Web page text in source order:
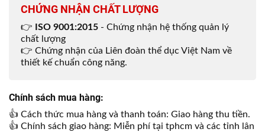
CHỨNG NHẬN CHẤT LƯỢNG
👉 ISO 9001:2015 - Chứng nhận hệ thống quản lý
chất lượng
👉 Chứng nhận của Liên đoàn thể dục Việt Nam về
thiết kế chuẩn công năng.
Chính sách mua hàng:
👍 Cách thức mua hàng và thanh toán: Giao hàng thu tiền.
👍 Chính sách giao hàng: Miễn phí tại tphcm và các tỉnh lân